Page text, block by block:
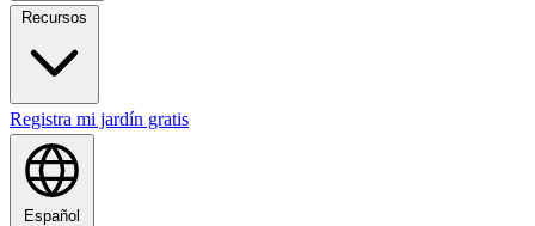
Registra mi jardín gratis
Español